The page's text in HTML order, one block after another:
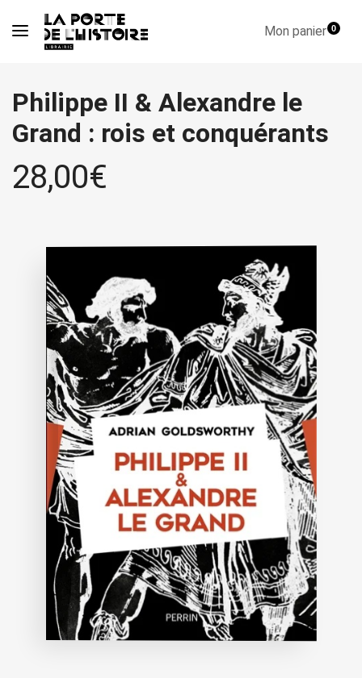
Mon panier0
Philippe II & Alexandre le
Grand : rois et conquérants
28,00€